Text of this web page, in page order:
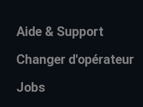
Aide & Support
Changer d'opérateur
Jobs